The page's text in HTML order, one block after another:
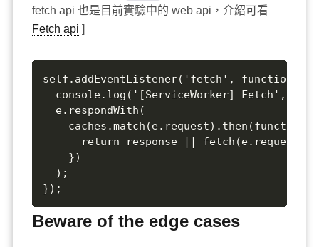
fetch api 也是目前實驗中的 web api，介紹可看
Fetch api ]
self.addEventListener('fetch',
console.log('[ServiceWorker] Fetch',
  e.respondWith(
return response ||
    })
  );
});
Beware of the edge cases